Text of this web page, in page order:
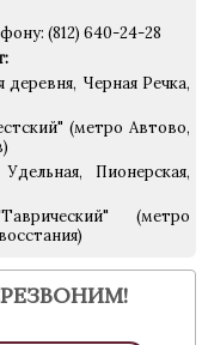
(812) 640-24-28
Черная Речка,
(метро Автово,
Пионерская,
(метро